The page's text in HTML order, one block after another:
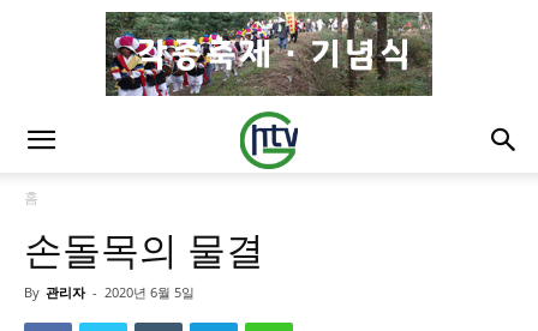
홈
손돌목의 물결
By 관리자 - 2020년 6월 5일